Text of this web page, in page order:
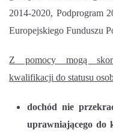
2014-2020, Podprogram
Europejskiego Funduszu
Z pomocy mogą
kwalifikacji do statusu
dochód nie
uprawniającego do